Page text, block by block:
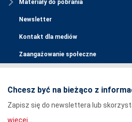
Materiały do pobrania
Newsletter
Kontakt dla mediów
Zaangażowanie społeczne
Chcesz być na bieżąco z
Zapisz się do newslettera lub
więcej...